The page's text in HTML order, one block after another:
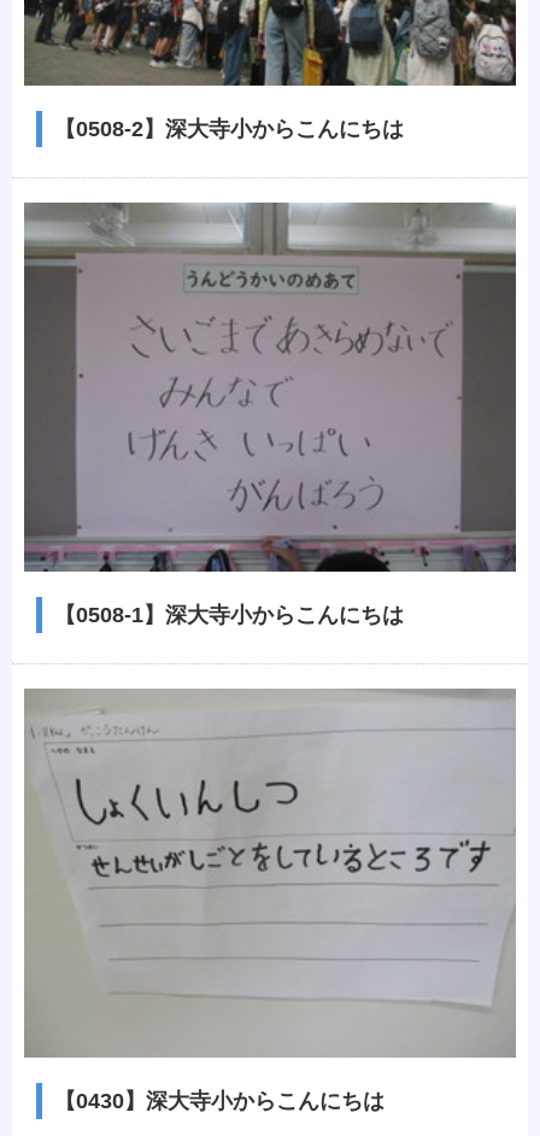
【0508-2】深大寺小からこんにちは
【0508-1】深大寺小からこんにちは
【0430】深大寺小からこんにちは